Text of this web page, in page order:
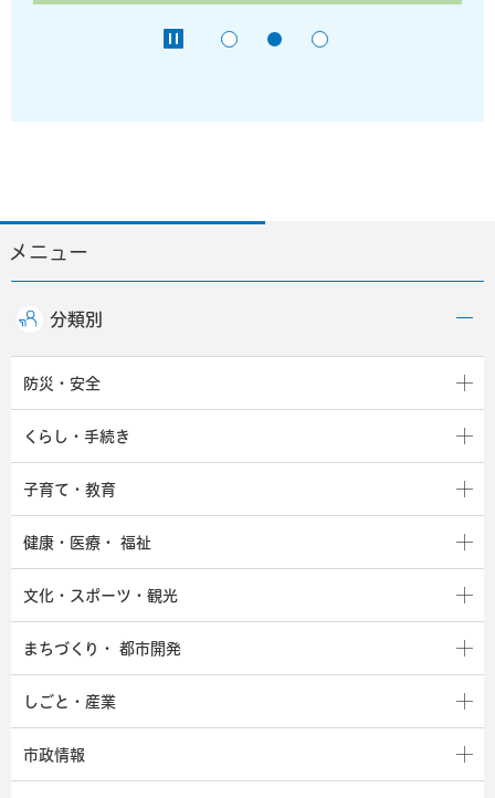
メニュー
分類別
防災・安全
くらし・手続き
子育て・教育
健康・医療・ 福祉
文化・スポーツ・観光
まちづくり・ 都市開発
しごと・産業
市政情報